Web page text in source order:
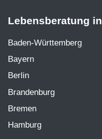
Lebensberatung
Baden-Württemberg
Bayern
Berlin
Brandenburg
Bremen
Hamburg